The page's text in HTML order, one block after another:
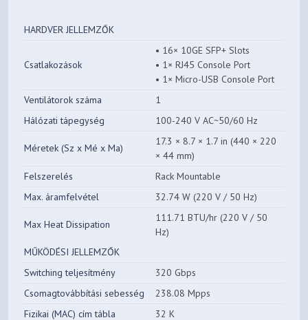
HARDVER JELLEMZŐK
Csatlakozások
• 16× 10GE SFP+ Slots
• 1× RJ45 Console Port
• 1× Micro-USB Console Port
Ventilátorok száma
1
Hálózati tápegység
100-240 V AC~50/60 Hz
Méretek (Sz x Mé x Ma)
17.3 × 8.7 × 1.7 in (440 × 220
× 44 mm)
Felszerelés
Rack Mountable
Max. áramfelvétel
32.74 W (220 V / 50 Hz)
Max Heat Dissipation
111.71 BTU/hr (220 V / 50
Hz)
MŰKÖDÉSI JELLEMZŐK
Switching teljesítmény
320 Gbps
Csomagtovábbítási sebesség
238.08 Mpps
Fizikai (MAC) cím tábla
32 K